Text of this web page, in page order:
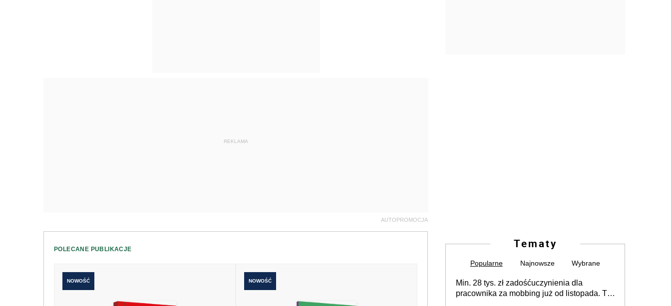
REKLAMA
AUTOPROMOCJA
POLECANE PUBLIKACJE
NOWOŚĆ NOWOŚĆ
Tematy
Popularne Najnowsze Wybrane
Min. 28 tys. zł zadośćuczynienia dla
pracownika za mobbing już od listopada. To